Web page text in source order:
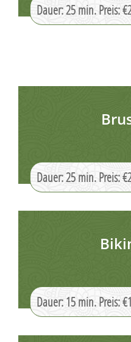
Dauer: 25 min. Preis:
Dauer: 25 min. Preis:
Dauer: 15 min. Preis: